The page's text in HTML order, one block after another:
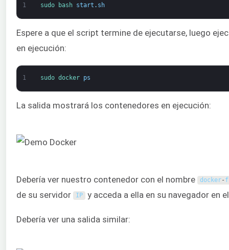
1 sudo bash start . sh
Espere a que el script termine de ejecutarse, luego
en ejecución:
1 sudo docker ps
La salida mostrará los contenedores en ejecución:
Debería ver nuestro contenedor con el nombre docker-
de su servidor IP y acceda a ella en su navegador en
Debería ver una salida similar: